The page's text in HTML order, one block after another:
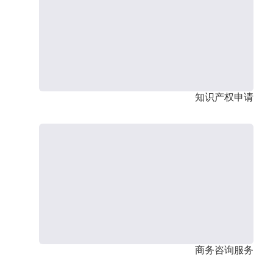
知识产权申请
商务咨询服务